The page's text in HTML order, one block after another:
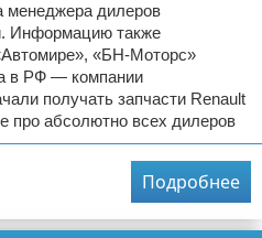
менеджера дилеров
Информацию также
«БН-Моторс»
в РФ — компании
получать запчасти Renault
про абсолютно всех дилеров
Подробнее